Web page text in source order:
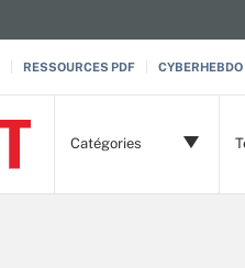
RESSOURCES PDF CYBERHEBDO
Catégories